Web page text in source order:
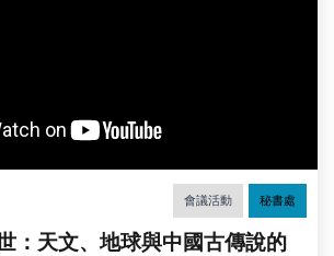
會議活動 秘書處
：天文、地球與中國古傳說的